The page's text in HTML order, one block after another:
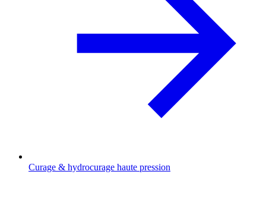
Curage & hydrocurage haute pression